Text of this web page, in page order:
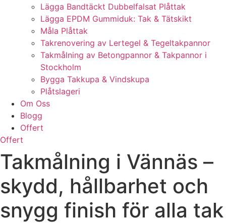
Lägga Bandtäckt Dubbelfalsat Plåttak
Lägga EPDM Gummiduk: Tak & Tätskikt
Måla Plåttak
Takrenovering av Lertegel & Tegeltakpannor
Takmålning av Betongpannor & Takpannor i
Stockholm
Bygga Takkupa & Vindskupa
Plåtslageri
Om Oss
Blogg
Offert
Offert
Takmålning i Vännäs –
skydd, hållbarhet och
snygg finish för alla tak